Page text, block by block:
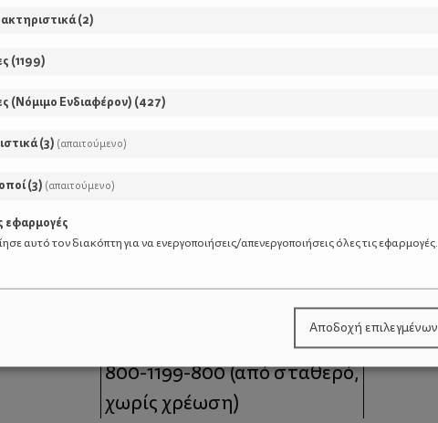
moms
Τηλέφωνο Επικοινωνίας:
800-1199-800(από σταθερό,
χωρίς χρέωση)
(2)
(1199)
(Νόμιμο Ενδιαφέρον) (427)
(3) (απαιτούμενο)
(3) (απαιτούμενο)
εφαρμογές
αυτό τον διακόπτη για να ενεργοποιήσεις/απενεργοποιήσεις όλες τις εφαρμογές.
Αποδοχή επιλεγμένων